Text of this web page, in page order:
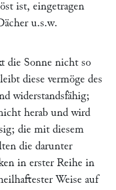
ist, eingetragen
u.s.w.
die Sonne nicht so
diese vermöge des
widerstandsfähig;
herab und wird
die mit diesem
die darunter
in erster Reihe in
Weise auf